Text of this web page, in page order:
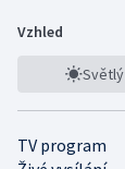
Vzhled
Světlý
TV program